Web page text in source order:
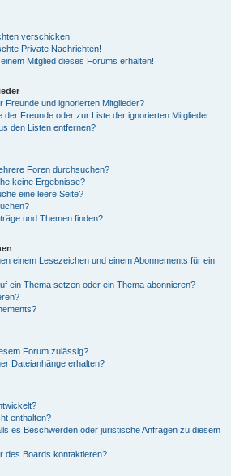
verschicken!
Private Nachrichten!
Mitglied dieses Forums erhalten!
Freunde und ignorierten Mitglieder?
der Freunde oder zur Liste der ignorierten Mitglieder
den Listen entfernen?
Foren durchsuchen?
keine Ergebnisse?
eine leere Seite?
und Themen finden?
einem Lesezeichen und einem Abonnements für ein
ein Thema setzen oder ein Thema abonnieren?
Forum zulässig?
Dateianhänge erhalten?
enthalten?
es Beschwerden oder juristische Anfragen zu diesem
des Boards kontaktieren?